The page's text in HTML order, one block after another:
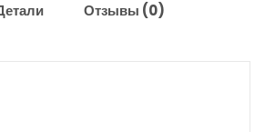
Отзывы (0)